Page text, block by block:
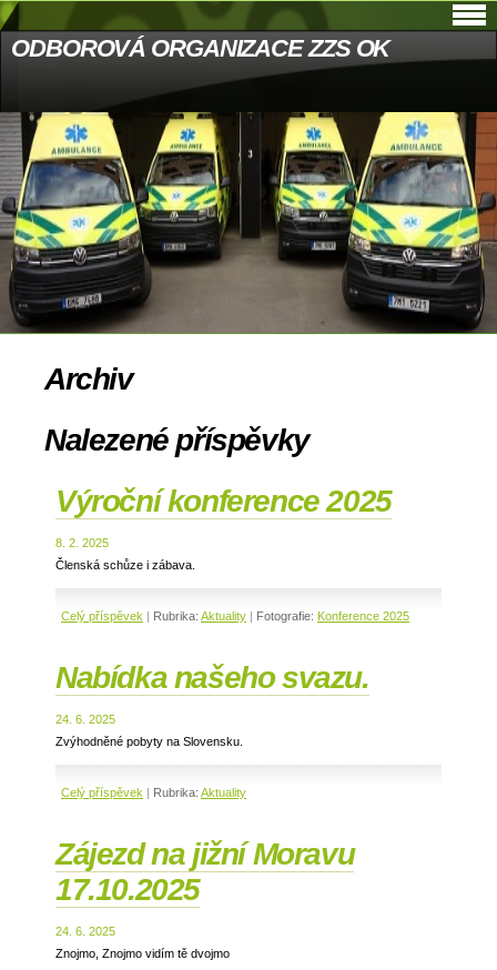
ODBOROVÁ ORGANIZACE ZZS OK
Archiv
Nalezené příspěvky
Výroční konference 2025
8. 2. 2025
Členská schůze i zábava.
Celý příspěvek | Rubrika: Aktuality | Fotografie: Konference 2025
Nabídka našeho svazu.
24. 6. 2025
Zvýhodněné pobyty na Slovensku.
Celý příspěvek | Rubrika: Aktuality
Zájezd na jižní Moravu
17.10.2025
24. 6. 2025
Znojmo, Znojmo vidím tě dvojmo